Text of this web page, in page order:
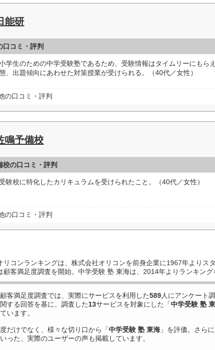
能研
口コミ・評判
学生のための中学受験塾であるため、受験情報はタイムリーにもら
、出題傾向にあわせた対策授業が受けられる。（40代／女性）
の口コミ・評判
鳴予備校
校の口コミ・評判
験校に特化したカリキュラムを受けられたこと。（40代／女性）
の口コミ・評判
リコンランキングは、株式会社オリコンを前身企業に1967年よりス
顧客満足度調査を開始。中学受験 塾 東海は、2014年よりランキング
客満足度調査では、実際にサービスを利用した589人にアンケート
する回答を基に、調査した13サービスを対象にした「中学受験 塾
います。
だけでなく、様々な切り口から「中学受験 塾 東海 」を評価。さら
った、実際のユーザーの声も掲載しています。